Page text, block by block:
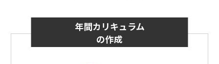
年間カリキュラム
の作成